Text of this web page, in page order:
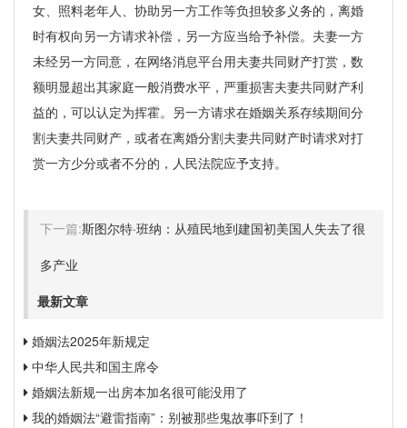
女、照料老年人、协助另一方工作等负担较多义务的，离婚
时有权向另一方请求补偿，另一方应当给予补偿。夫妻一方
未经另一方同意，在网络消息平台用夫妻共同财产打赏，数
额明显超出其家庭一般消费水平，严重损害夫妻共同财产利
益的，可以认定为挥霍。另一方请求在婚姻关系存续期间分
割夫妻共同财产，或者在离婚分割夫妻共同财产时请求对打
赏一方少分或者不分的，人民法院应予支持。
下一篇:斯图尔特·班纳：从殖民地到建国初美国人失去了很
多产业
最新文章
婚姻法2025年新规定
中华人民共和国主席令
婚姻法新规一出房本加名很可能没用了
我的婚姻法“避雷指南”：别被那些鬼故事吓到了！